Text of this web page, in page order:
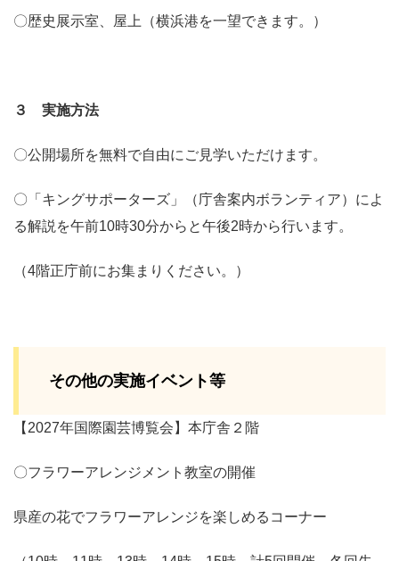
〇歴史展示室、屋上（横浜港を一望できます。）
３ 実施方法
〇公開場所を無料で自由にご見学いただけます。
〇「キングサポーターズ」（庁舎案内ボランティア）によ
る解説を午前10時30分からと午後2時から行います。
（4階正庁前にお集まりください。）
その他の実施イベント等
【2027年国際園芸博覧会】本庁舎２階
〇フラワーアレンジメント教室の開催
県産の花でフラワーアレンジを楽しめるコーナー